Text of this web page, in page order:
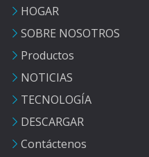
HOGAR
SOBRE NOSOTROS
Productos
NOTICIAS
TECNOLOGÍA
DESCARGAR
Contáctenos